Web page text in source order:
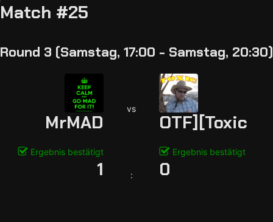
Match #25
Round 3 (Samstag, 17:00 - Samstag, 20:30)
MrMAD
vs
OTF][Toxic
Ergebnis bestätigt Ergebnis bestätigt
1 : 0